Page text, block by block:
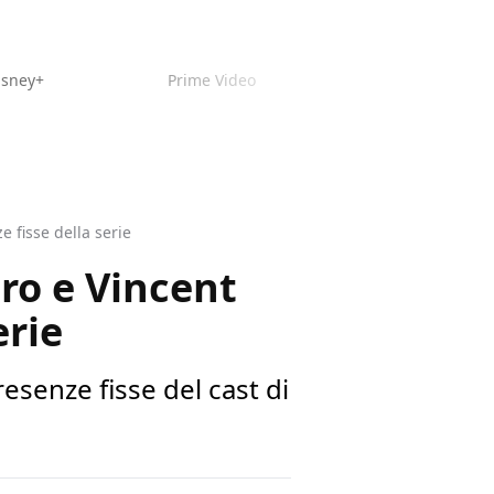
Prime Video
fisse della serie
e Vincent
fisse del cast di